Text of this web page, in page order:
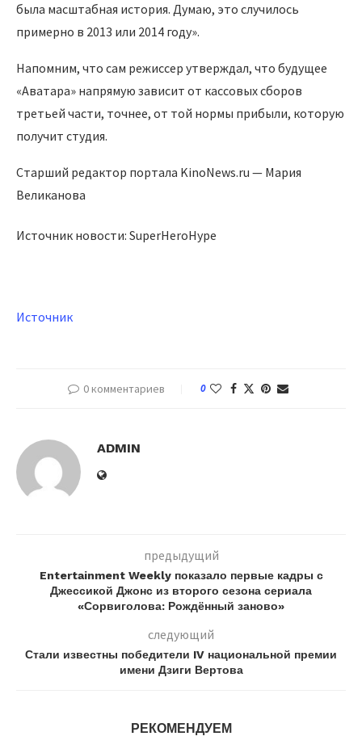
была масштабная история. Думаю, это случилось
примерно в 2013 или 2014 году».
Напомним, что сам режиссер утверждал, что будущее
«Аватара» напрямую зависит от кассовых сборов
третьей части, точнее, от той нормы прибыли, которую
получит студия.
Старший редактор портала KinoNews.ru — Мария
Великанова
Источник новости: SuperHeroHype
Источник
0 комментариев 0
ADMIN
предыдущий
Entertainment Weekly показало первые кадры с
Джессикой Джонс из второго сезона сериала
«Сорвиголова: Рождённый заново»
следующий
Стали известны победители IV национальной премии
имени Дзиги Вертова
РЕКОМЕНДУЕМ